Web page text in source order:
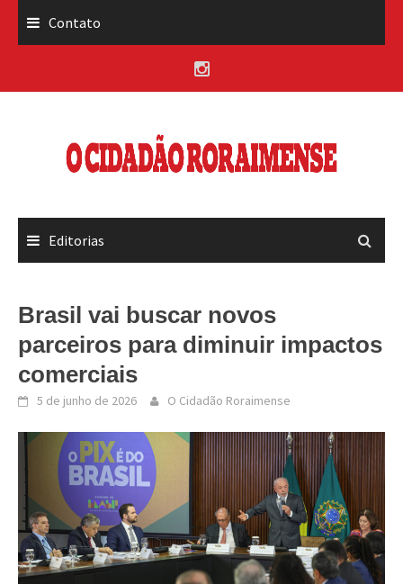
Contato
Editorias
Brasil vai buscar novos
parceiros para diminuir impactos
comerciais
5 de junho de 2026 O Cidadão Roraimense